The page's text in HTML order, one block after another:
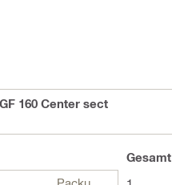
160 Center sect
Gesamt